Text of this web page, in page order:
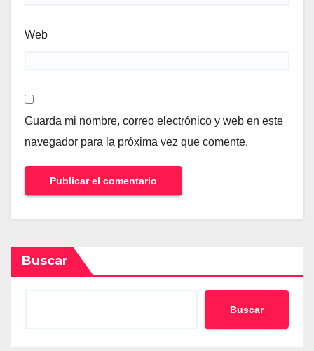
Web
Guarda mi nombre, correo electrónico y web en este
navegador para la próxima vez que comente.
Buscar
Buscar